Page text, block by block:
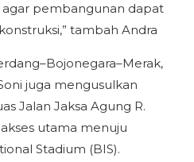
pembangunan dapat
tambah Andra
juga mengusulkan
Jalan Jaksa Agung R.
utama menuju
Stadium (BIS).